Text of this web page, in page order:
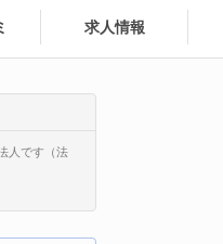
求人情報
人です（法